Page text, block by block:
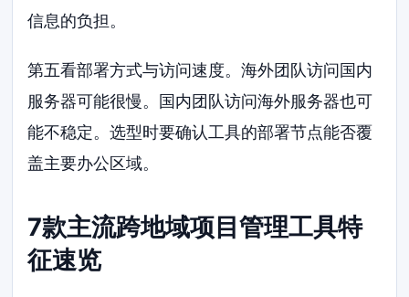
信息的负担。
第五看部署方式与访问速度。海外团队访问国内
服务器可能很慢。国内团队访问海外服务器也可
能不稳定。选型时要确认工具的部署节点能否覆
盖主要办公区域。
7款主流跨地域项目管理工具特
征速览